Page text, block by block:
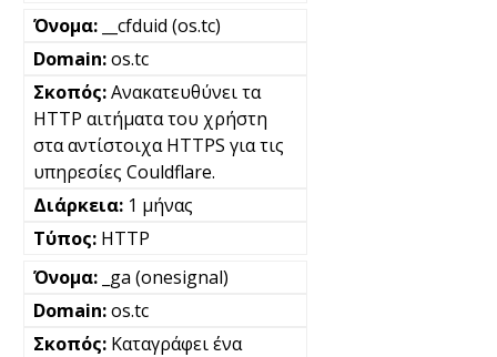
__cfduid (os.tc)
os.tc
Ανακατευθύνει τα
HTTP αιτήματα του χρήστη
στα αντίστοιχα HTTPS για τις
υπηρεσίες Couldflare.
1 μήνας
HTTP
_ga (onesignal)
os.tc
Καταγράφει ένα